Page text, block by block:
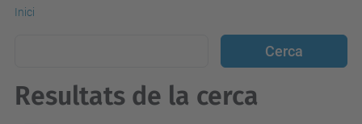
Inici
Resultats de la cerca